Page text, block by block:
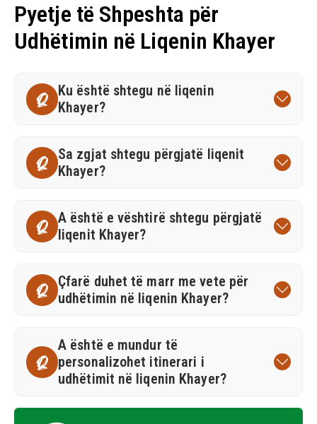
Pyetje të Shpeshta për
Udhëtimin në Liqenin Khayer
Q
Ku është shtegu në liqenin
Khayer?
Q
Sa zgjat shtegu përgjatë liqenit
Khayer?
Q
A është e vështirë shtegu përgjatë
liqenit Khayer?
Q
Çfarë duhet të marr me vete për
udhëtimin në liqenin Khayer?
Q
A është e mundur të
personalizohet itinerari i
udhëtimit në liqenin Khayer?